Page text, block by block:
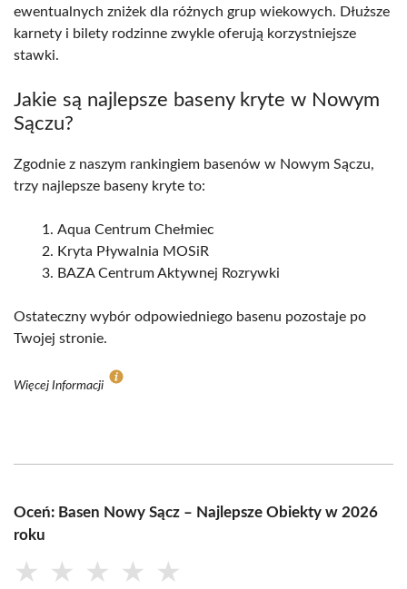
ewentualnych zniżek dla różnych grup wiekowych. Dłuższe
karnety i bilety rodzinne zwykle oferują korzystniejsze
stawki.
Jakie są najlepsze baseny kryte w Nowym
Sączu?
Zgodnie z naszym rankingiem basenów w Nowym Sączu,
trzy najlepsze baseny kryte to:
Aqua Centrum Chełmiec
Kryta Pływalnia MOSiR
BAZA Centrum Aktywnej Rozrywki
Ostateczny wybór odpowiedniego basenu pozostaje po
Twojej stronie.
Więcej Informacji
Oceń: Basen Nowy Sącz – Najlepsze Obiekty w 2026
roku
★ ★ ★ ★ ★